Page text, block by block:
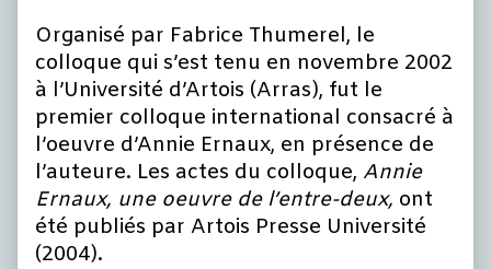
Organisé par Fabrice Thumerel, le
colloque qui s’est tenu en novembre 2002
à l’Université d’Artois (Arras), fut le
premier colloque international consacré à
l’oeuvre d’Annie Ernaux, en présence de
l’auteure. Les actes du colloque, Annie
Ernaux, une oeuvre de l’entre-deux, ont
été publiés par Artois Presse Université
(2004).